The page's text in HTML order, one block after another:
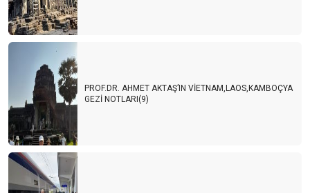
PROF.DR. AHMET AKTAŞ’IN VİETNAM,LAOS,KAMBOÇYA
GEZİ NOTLARI(9)